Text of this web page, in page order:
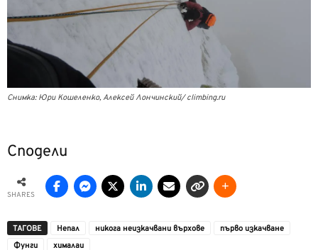
Снимка: Юри Кошеленко, Алексей Лончинский/ climbing.ru
Сподели
SHARES
ТАГОВЕ Непал никога неизкачвани върхове
първо изкачване
Фунги
хималаи